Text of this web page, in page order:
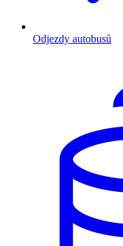
Odjezdy autobusů